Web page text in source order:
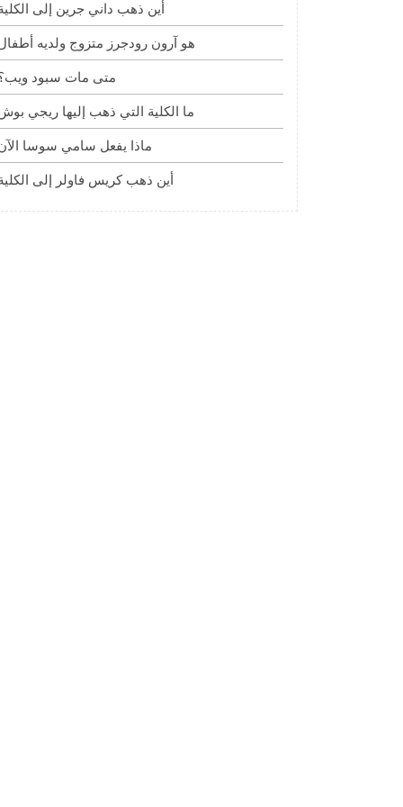
أين ذهب داني جرين إلى
هو آرون رودجرز متزوج ولديه
متى مات سبود
ما الكلية التي ذهب إليها ريجي
ماذا يفعل سامي سوسا
أين ذهب كريس فاولر إلى